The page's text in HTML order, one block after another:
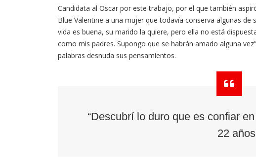
Candidata al Oscar por este trabajo, por el que también
Blue Valentine a una mujer que todavía conserva algunas
vida es buena, su marido la quiere, pero ella no está
como mis padres. Supongo que se habrán amado alguna
palabras desnuda sus pensamientos.
“Descubrí lo duro que es confiar
22